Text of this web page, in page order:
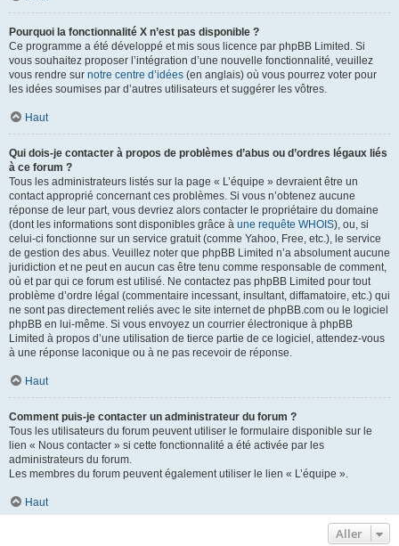
Pourquoi la fonctionnalité X n’est pas disponible ?
Ce programme a été développé et mis sous licence par phpBB Limited. Si
vous souhaitez proposer l’intégration d’une nouvelle fonctionnalité, veuillez
vous rendre sur notre centre d’idées (en anglais) où vous pourrez voter pour
les idées soumises par d’autres utilisateurs et suggérer les vôtres.
Haut
Qui dois-je contacter à propos de problèmes d’abus ou d’ordres légaux liés
à ce forum ?
Tous les administrateurs listés sur la page « L’équipe » devraient être un
contact approprié concernant ces problèmes. Si vous n’obtenez aucune
réponse de leur part, vous devriez alors contacter le propriétaire du domaine
(dont les informations sont disponibles grâce à une requête WHOIS), ou, si
celui-ci fonctionne sur un service gratuit (comme Yahoo, Free, etc.), le service
de gestion des abus. Veuillez noter que phpBB Limited n’a absolument aucune
juridiction et ne peut en aucun cas être tenu comme responsable de comment,
où et par qui ce forum est utilisé. Ne contactez pas phpBB Limited pour tout
problème d’ordre légal (commentaire incessant, insultant, diffamatoire, etc.) qui
ne sont pas directement reliés avec le site internet de phpBB.com ou le logiciel
phpBB en lui-même. Si vous envoyez un courrier électronique à phpBB
Limited à propos d’une utilisation de tierce partie de ce logiciel, attendez-vous
à une réponse laconique ou à ne pas recevoir de réponse.
Haut
Comment puis-je contacter un administrateur du forum ?
Tous les utilisateurs du forum peuvent utiliser le formulaire disponible sur le
lien « Nous contacter » si cette fonctionnalité a été activée par les
administrateurs du forum.
Les membres du forum peuvent également utiliser le lien « L’équipe ».
Haut
Aller